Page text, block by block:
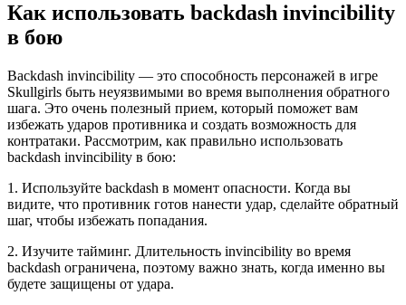
Как использовать backdash invincibility
в бою
Backdash invincibility — это способность персонажей в игре
Skullgirls быть неуязвимыми во время выполнения обратного
шага. Это очень полезный прием, который поможет вам
избежать ударов противника и создать возможность для
контратаки. Рассмотрим, как правильно использовать
backdash invincibility в бою:
1. Используйте backdash в момент опасности. Когда вы
видите, что противник готов нанести удар, сделайте обратный
шаг, чтобы избежать попадания.
2. Изучите тайминг. Длительность invincibility во время
backdash ограничена, поэтому важно знать, когда именно вы
будете защищены от удара.